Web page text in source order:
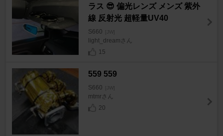
ラス 😎 偏光レンズ メンズ 紫外
線 反射光 超軽量UV40
S660 [JW]
light_dreamさん
15
559 559
S660 [JW]
mtmrさん
20